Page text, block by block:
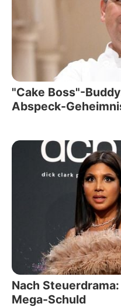
"Cake Boss"-
Abspeck-
Nach
Mega-Schuld